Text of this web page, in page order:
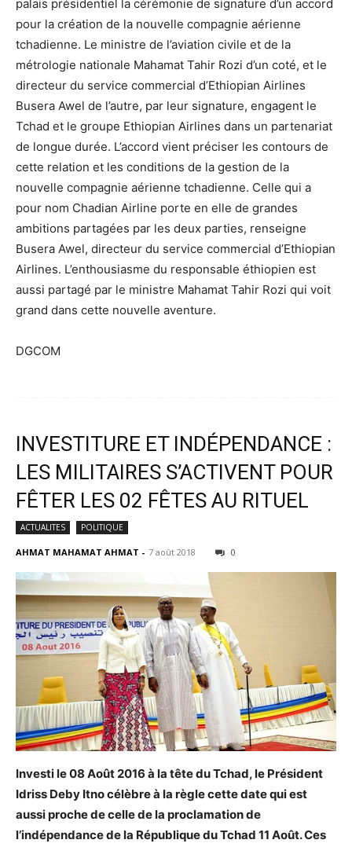
palais présidentiel la cérémonie de signature d’un accord
pour la création de la nouvelle compagnie aérienne
tchadienne. Le ministre de l’aviation civile et de la
métrologie nationale Mahamat Tahir Rozi d’un coté, et le
directeur du service commercial d’Ethiopian Airlines
Busera Awel de l’autre, par leur signature, engagent le
Tchad et le groupe Ethiopian Airlines dans un partenariat
de longue durée. L’accord vient préciser les contours de
cette relation et les conditions de la gestion de la
nouvelle compagnie aérienne tchadienne. Celle qui a
pour nom Chadian Airline porte en elle de grandes
ambitions partagées par les deux parties, renseigne
Busera Awel, directeur du service commercial d’Ethiopian
Airlines. L’enthousiasme du responsable éthiopien est
aussi partagé par le ministre Mahamat Tahir Rozi qui voit
grand dans cette nouvelle aventure.
DGCOM
INVESTITURE ET INDÉPENDANCE :
LES MILITAIRES S’ACTIVENT POUR
FÊTER LES 02 FÊTES AU RITUEL
ACTUALITES POLITIQUE
AHMAT MAHAMAT AHMAT - 7 août 2018 0
Investi le 08 Août 2016 à la tête du Tchad, le Président
Idriss Deby Itno célèbre à la règle cette date qui est
aussi proche de celle de la proclamation de
l’indépendance de la République du Tchad 11 Août. Ces